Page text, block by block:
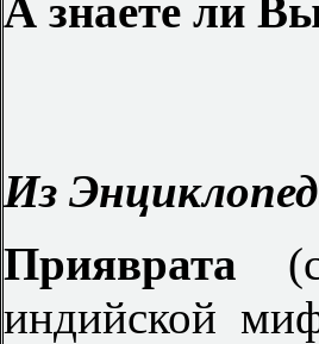
А знаете ли
Из
Прияврата
индийской